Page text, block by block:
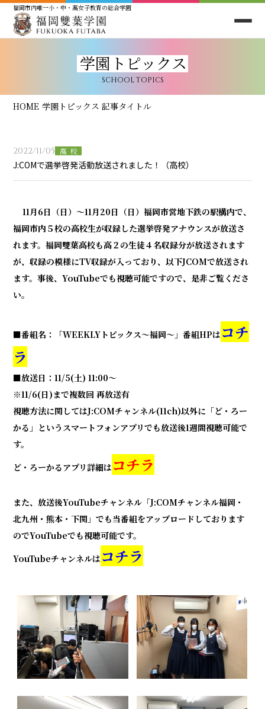
福岡市内唯一小・中・高女子教育の総合学園
学園トピックス
SCHOOL TOPICS
HOME 学園トピックス 記事タイトル
2022/11/05 高校
J:COMで選挙啓発活動放送されました！（高校）
11月6日（日）～11月20日（日）福岡市営地下鉄の駅構内で、
福岡市内５校の高校生が収録した選挙啓発アナウンスが放送さ
れます。福岡雙葉高校も高２の生徒４名収録分が放送されます
が、収録の模様にTV収録が入っており、以下JCOMで放送され
ます。事後、YouTubeでも視聴可能ですので、是非ご覧くださ
い。
■番組名：「WEEKLYトピックス～福岡～」番組HPは コチ
ラ
■放送日：11/5(土) 11:00～
※11/6(日)まで複数回 再放送有
視聴方法に関してはJ:COMチャンネル(11ch)以外に「ど・ろー
かる」というスマートフォンアプリでも放送後1週間視聴可能で
す。
ど・ろーかるアプリ詳細は コチラ
また、放送後YouTubeチャンネル「J:COMチャンネル福岡・
北九州・熊本・下関」でも当番組をアップロードしております
のでYouTubeでも視聴可能です。
YouTubeチャンネルは コチラ